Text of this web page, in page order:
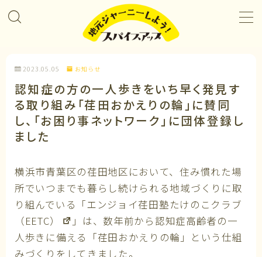
プロジェクト＆カレンダー
コラボレーション
メンバーになる
2023.05.05 お知らせ
認知症の方の一人歩きをいち早く発見す
る取り組み「荏田おかえりの輪」に賛同
し、「お困り事ネットワーク」に団体登録し
ました
横浜市青葉区の荏田地区において、住み慣れた場
所でいつまでも暮らし続けられる地域づくりに取
り組んでいる 「エンジョイ荏田塾たけのこクラブ
（EETC）
」は、数年前から認知症高齢者の一
人歩きに備える「荏田おかえりの輪」という仕組
みづくりをしてきました。